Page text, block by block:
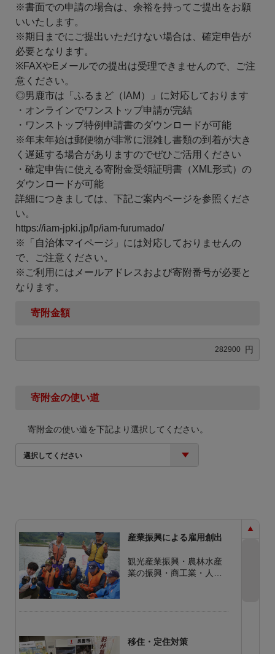
※書面での申請の場合は、余裕を持ってご提出をお願
いいたします。
※期日までにご提出いただけない場合は、確定申告が
必要となります。
※FAXやEメールでの提出は受理できませんので、ご注
意ください。
◎男鹿市は「ふるまど（IAM）」に対応しております
・オンラインでワンストップ申請が完結
・ワンストップ特例申請書のダウンロードが可能
※年末年始は郵便物が非常に混雑し書類の到着が大き
く遅延する場合がありますのでぜひご活用ください
・確定申告に使える寄附金受領証明書（XML形式）の
ダウンロードが可能
詳細につきましては、下記ご案内ページを参照くださ
い。
https://iam-jpki.jp/lp/iam-furumado/
※「自治体マイページ」には対応しておりませんの
で、ご注意ください。
※ご利用にはメールアドレスおよび寄附番号が必要と
なります。
寄附金額
円
寄附金の使い道
寄附金の使い道を下記より選択してください。
選択してください
産業振興による雇用創出
観光産業振興・農林水産
業の振興・商工業・人材
移住・定住対策